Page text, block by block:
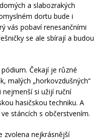
a slabozrakých
dortu bude i
vás pobaví renesančními
se ale sbírají a budou
Čekají je různé
malých „horkovzdušných“
si užijí ruční
hasičskou techniku. A
stáncích s občerstvením.
zvolena nejkrásnější